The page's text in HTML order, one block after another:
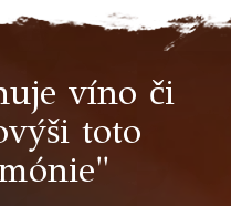
víno či
toto